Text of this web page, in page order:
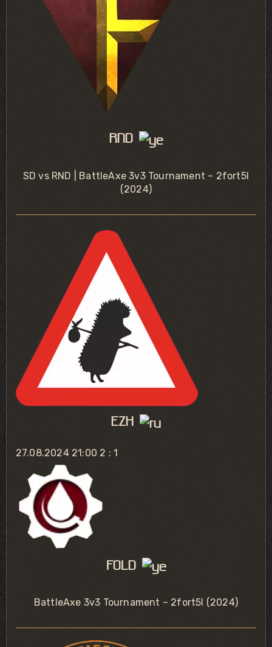
RND
SD vs RND | BattleAxe 3v3 Tournament – 2fort5l
(2024)
EZH
27.08.2024 21:00 2 : 1
FOLD
BattleAxe 3v3 Tournament – 2fort5l (2024)